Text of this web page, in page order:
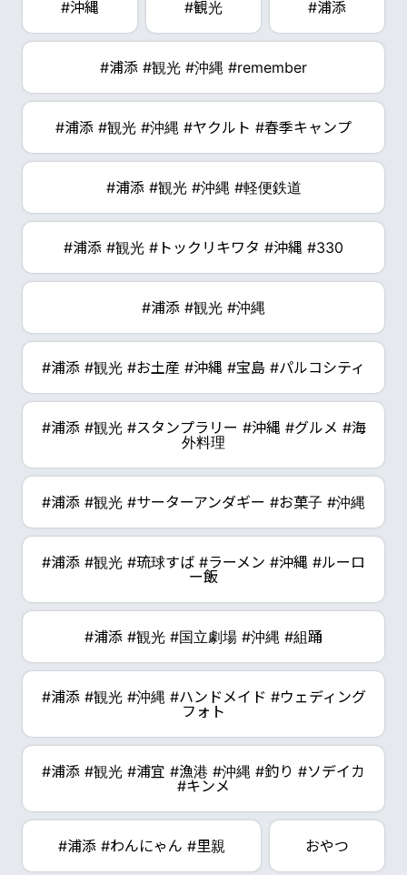
#沖縄 #観光 #浦添
#浦添 #観光 #沖縄 #remember
#浦添 #観光 #沖縄 #ヤクルト #春季キャンプ
#浦添 #観光 #沖縄 #軽便鉄道
#浦添 #観光 #トックリキワタ #沖縄 #330
#浦添 #観光 #沖縄
#浦添 #観光 #お土産 #沖縄 #宝島 #パルコシティ
#浦添 #観光 #スタンプラリー #沖縄 #グルメ #海
外料理
#浦添 #観光 #サーターアンダギー #お菓子 #沖縄
#浦添 #観光 #琉球すば #ラーメン #沖縄 #ルーロ
ー飯
#浦添 #観光 #国立劇場 #沖縄 #組踊
#浦添 #観光 #沖縄 #ハンドメイド #ウェディング
フォト
#浦添 #観光 #浦宜 #漁港 #沖縄 #釣り #ソデイカ
#キンメ
#浦添 #わんにゃん #里親 おやつ